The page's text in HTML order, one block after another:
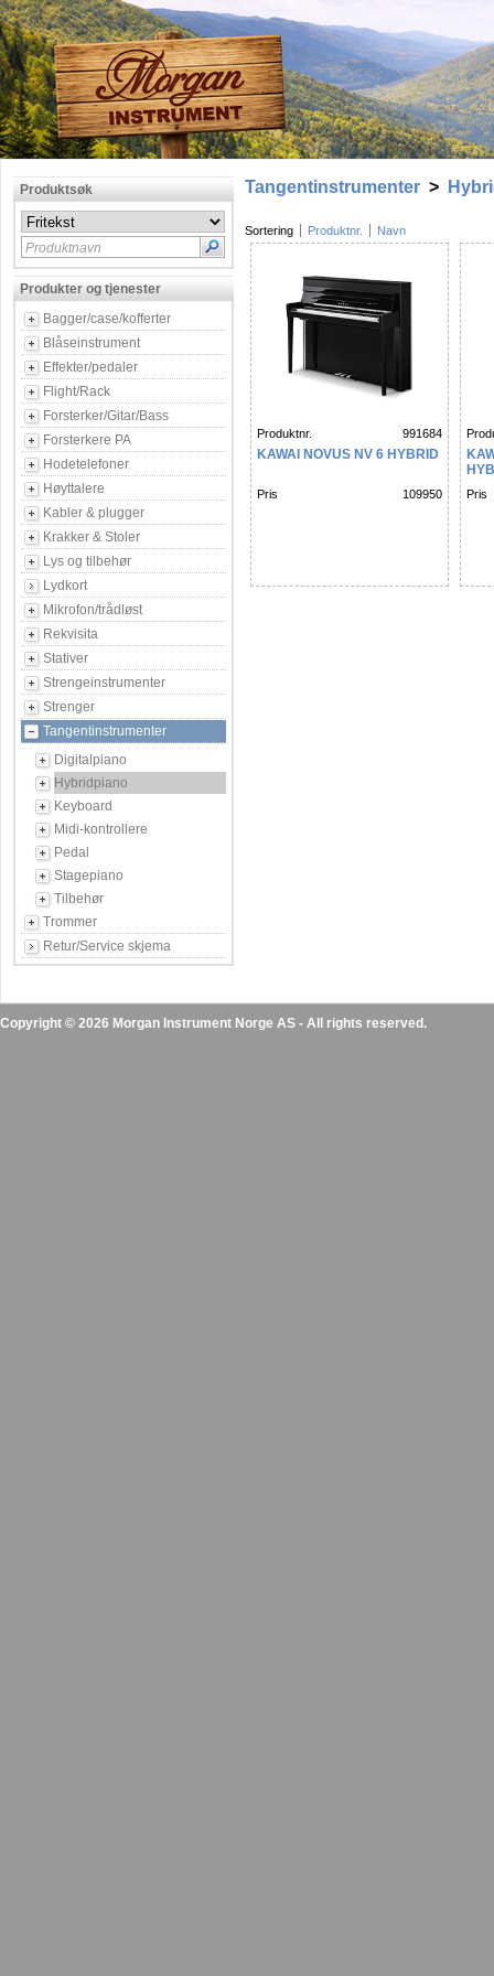
Produktsøk
Produktnavn
Produkter og tjenester
Bagger/case/kofferter
Blåseinstrument
Effekter/pedaler
Flight/Rack
Forsterker/Gitar/Bass
Forsterkere PA
Hodetelefoner
Høyttalere
Kabler & plugger
Krakker & Stoler
Lys og tilbehør
Lydkort
Mikrofon/trådløst
Rekvisita
Stativer
Strengeinstrumenter
Strenger
Tangentinstrumenter
Digitalpiano
Hybridpiano
Keyboard
Midi-kontrollere
Pedal
Stagepiano
Tilbehør
Trommer
Retur/Service skjema
Tangentinstrumenter >
Sortering Produktnr. Navn
Produktnr. 991684
KAWAI NOVUS NV 6 HYBRID
Pris 109950 Pris
Copyright © 2026 Morgan Instrument Norge AS - All rights reserved.